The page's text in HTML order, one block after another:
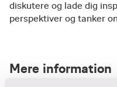
diskutere og lade dig
perspektiver og tanker
Mere information